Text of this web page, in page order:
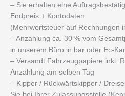
– Sie erhalten eine
Endpreis + Kontodaten
(Mehrwertsteuer auf Rechnungen
– Anzahlung ca. 30 % vom
in unserem Büro in bar oder Ec-
– Versandt Fahrzeugpapiere inkl.
Anzahlung am selben Tag
– Kipper / Rückwärtskipper /